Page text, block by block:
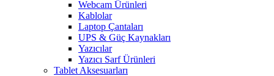
Webcam Ürünleri
Kablolar
Laptop Çantaları
UPS & Güç Kaynakları
Yazıcılar
Yazıcı Sarf Ürünleri
Tablet Aksesuarları